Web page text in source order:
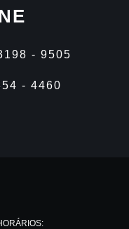
- 9505
- 4460